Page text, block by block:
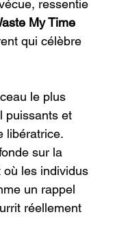
ressentie
My Time
qui célèbre
le plus
puissants et
libératrice.
sur la
les individus
un rappel
réellement